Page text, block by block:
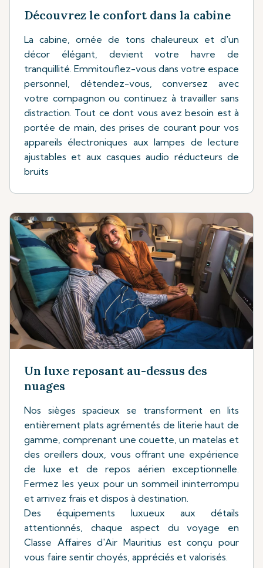
Découvrez le confort dans la cabine
La cabine, ornée de tons chaleureux et d'un
décor élégant, devient votre havre de
tranquillité. Emmitouflez-vous dans votre espace
personnel, détendez-vous, conversez avec
votre compagnon ou continuez à travailler sans
distraction. Tout ce dont vous avez besoin est à
portée de main, des prises de courant pour vos
appareils électroniques aux lampes de lecture
ajustables et aux casques audio réducteurs de
bruits
Un luxe reposant au-dessus des
nuages
Nos sièges spacieux se transforment en lits
entièrement plats agrémentés de literie haut de
gamme, comprenant une couette, un matelas et
des oreillers doux, vous offrant une expérience
de luxe et de repos aérien exceptionnelle.
Fermez les yeux pour un sommeil ininterrompu
et arrivez frais et dispos à destination.
Des équipements luxueux aux détails
attentionnés, chaque aspect du voyage en
Classe Affaires d'Air Mauritius est conçu pour
vous faire sentir choyés, appréciés et valorisés.